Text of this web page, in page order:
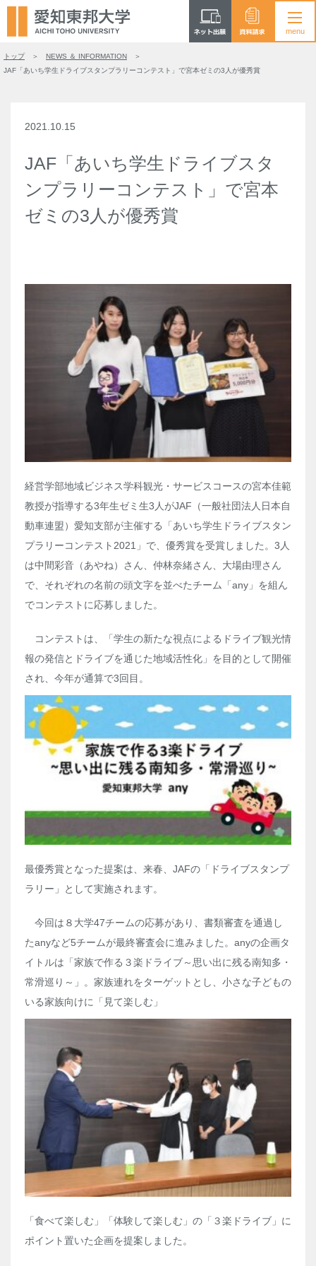
トップ
NEWS ＆ INFORMATION
JAF「あいち学生ドライブスタンプラリーコンテスト」で宮本ゼミの3人が優秀賞
2021.10.15
JAF「あいち学生ドライブスタ
ンプラリーコンテスト」で宮本
ゼミの3人が優秀賞
経営学部地域ビジネス学科観光・サービスコースの宮本佳範
教授が指導する3年生ゼミ生3 人がJAF （一般社団法人日本自
動車連盟）愛知支部が主催する「あいち学生ドライブスタン
プラリーコンテスト 2021 」で、優秀賞を受賞しました。 3 人
は中間彩音（あやね）さん、仲林奈緒さん、大場由理さん
で、それぞれの名前の頭文字を並べたチーム「 any 」を組ん
でコンテストに応募しました。
コンテストは、「学生の新たな視点によるドライブ観光情
報の発信とドライブを通じた地域活性化」を目的として開催
され、今年が通算で3回目。
最優秀賞となった提案は、来春、 JAFの「ドライブスタンプ
ラリー」として実施されます。
今回は８大学47チームの応募があり、書類審査を通過し
たanyなど5チームが最終審査会に進みました。 anyの企画タ
イトルは「家族で作る３楽ドライブ～思い出に残る南知多・
常滑巡り～」。家族連れをターゲットとし、小さな子どもの
いる家族向けに「見て楽しむ」
「食べて楽しむ」「体験して楽しむ」の「３楽ドライブ」に
ポイント置いた企画を提案しました。